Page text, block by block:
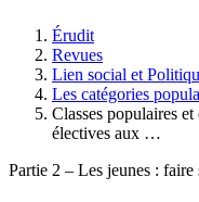
Érudit
Revues
Lien social et
Les catégories
Classes populaires
électives aux …
Partie 2 – Les jeunes : faire